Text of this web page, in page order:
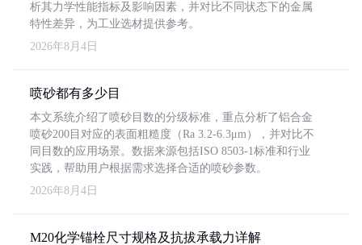
析其力学性能指标及影响因素，并对比不同状态下的金属
特性差异，为工业选材提供参考。
2026年8月4日
喷砂都有多少目
本文系统介绍了喷砂目数的分级标准，重点分析了铝合金
喷砂200目对应的表面粗糙度（Ra 3.2-6.3μm），并对比不
同目数的应用场景。数据来源包括ISO 8503-1标准和行业
实践，帮助用户根据需求选择合适的喷砂参数。
2026年8月4日
M20化学锚栓尺寸规格及抗拔承载力详解